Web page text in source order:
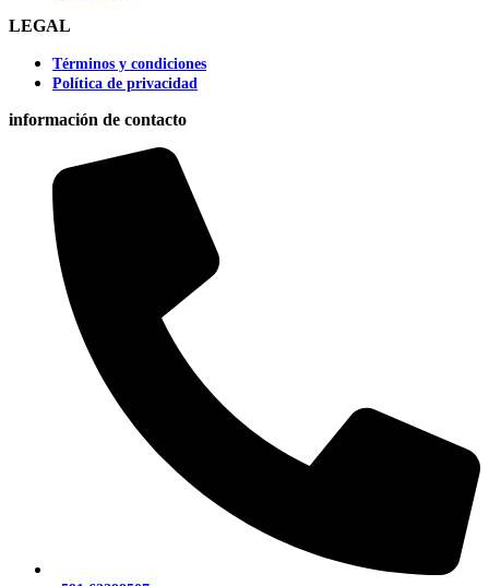
LEGAL
Términos y condiciones
Política de privacidad
información de contacto